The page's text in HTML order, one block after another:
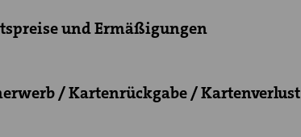
und Ermäßigungen
/ Kartenrückgabe / Kartenverlust